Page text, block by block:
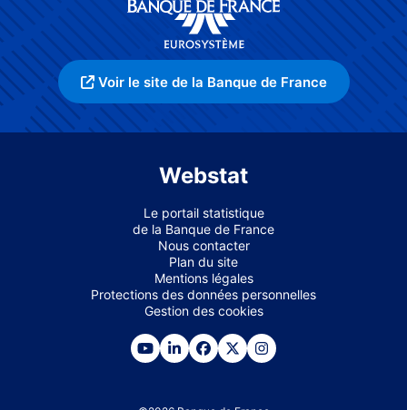
Voir le site de la Banque de France
Webstat
Le portail statistique
de la Banque de France
Nous contacter
Plan du site
Mentions légales
Protections des données personnelles
Gestion des cookies